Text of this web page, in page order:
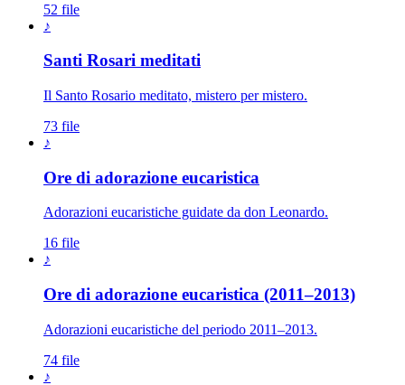
52 file
♪
Santi Rosari meditati
Il Santo Rosario meditato, mistero per mistero.
73 file
♪
Ore di adorazione eucaristica
Adorazioni eucaristiche guidate da don Leonardo.
16 file
♪
Ore di adorazione eucaristica (2011–2013)
Adorazioni eucaristiche del periodo 2011–2013.
74 file
♪